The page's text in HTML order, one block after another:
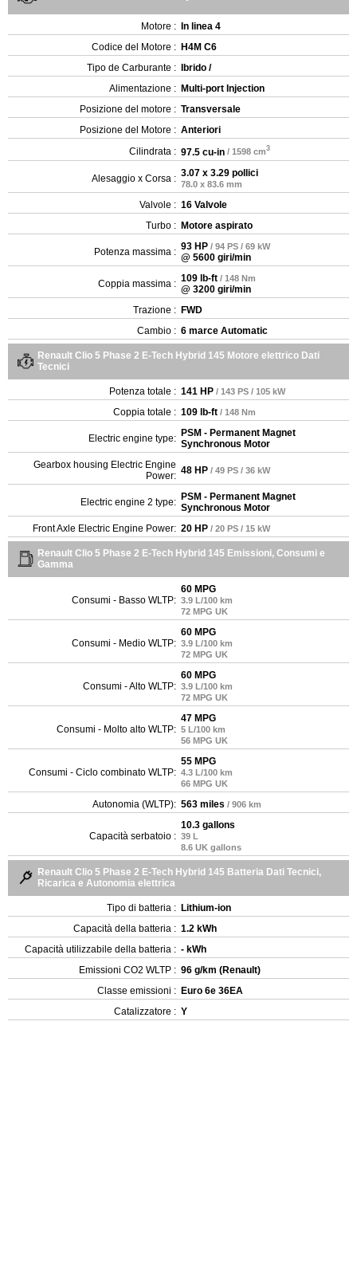
Motore : In linea 4
Codice del Motore : H4M C6
Tipo de Carburante : Ibrido /
Alimentazione : Multi-port Injection
Posizione del motore : Transversale
Posizione del Motore : Anteriori
Cilindrata : 97.5 cu-in / 1598 cm3
Alesaggio x Corsa : 3.07 x 3.29 pollici
78.0 x 83.6 mm
Valvole : 16 Valvole
Turbo : Motore aspirato
Potenza massima : 93 HP / 94 PS / 69 kW
@ 5600 giri/min
Coppia massima : 109 lb-ft / 148 Nm
@ 3200 giri/min
Trazione : FWD
Cambio : 6 marce Automatic
Renault Clio 5 Phase 2 E-Tech Hybrid 145 Motore elettrico Dati
Tecnici
Potenza totale : 141 HP / 143 PS / 105 kW
Coppia totale : 109 lb-ft / 148 Nm
Electric engine type: PSM - Permanent Magnet
Synchronous Motor
Gearbox housing Electric Engine
Power: 48 HP / 49 PS / 36 kW
Electric engine 2 type: PSM - Permanent Magnet
Synchronous Motor
Front Axle Electric Engine Power: 20 HP / 20 PS / 15 kW
Renault Clio 5 Phase 2 E-Tech Hybrid 145 Emissioni, Consumi e
Gamma
Consumi - Basso WLTP:
60 MPG
3.9 L/100 km
72 MPG UK
Consumi - Medio WLTP:
60 MPG
3.9 L/100 km
72 MPG UK
Consumi - Alto WLTP:
60 MPG
3.9 L/100 km
72 MPG UK
Consumi - Molto alto WLTP:
47 MPG
5 L/100 km
56 MPG UK
Consumi - Ciclo combinato WLTP:
55 MPG
4.3 L/100 km
66 MPG UK
Autonomia (WLTP): 563 miles / 906 km
Capacità serbatoio :
10.3 gallons
39 L
8.6 UK gallons
Renault Clio 5 Phase 2 E-Tech Hybrid 145 Batteria Dati Tecnici,
Ricarica e Autonomia elettrica
Tipo di batteria : Lithium-ion
Capacità della batteria : 1.2 kWh
Capacità utilizzabile della batteria : - kWh
Emissioni CO2 WLTP : 96 g/km (Renault)
Classe emissioni : Euro 6e 36EA
Catalizzatore : Y